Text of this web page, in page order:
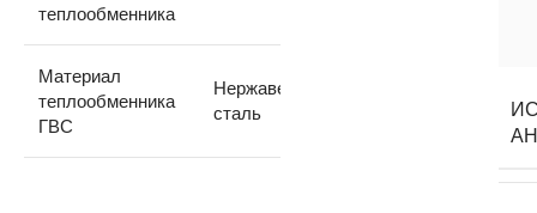
теплообменника
Материал
теплообменника
ГВС
Нержавеющая
сталь